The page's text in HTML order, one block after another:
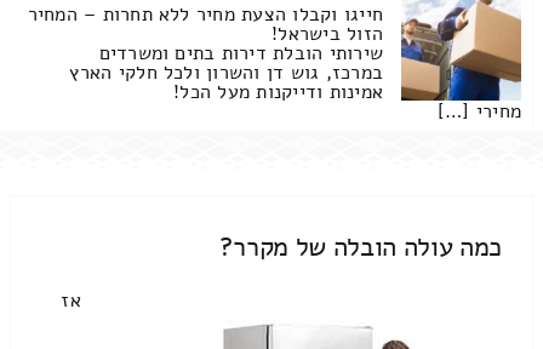
חייגו וקבלו הצעת מחיר ללא תחרות – המחיר
הזול בישראל!
שירותי הובלת דירות בתים ומשרדים
במרכז, גוש דן והשרון ולכל חלקי הארץ
אמינות ודייקנות מעל הכל!
מחירי […]
כמה עולה הובלה של מקרר?
אז